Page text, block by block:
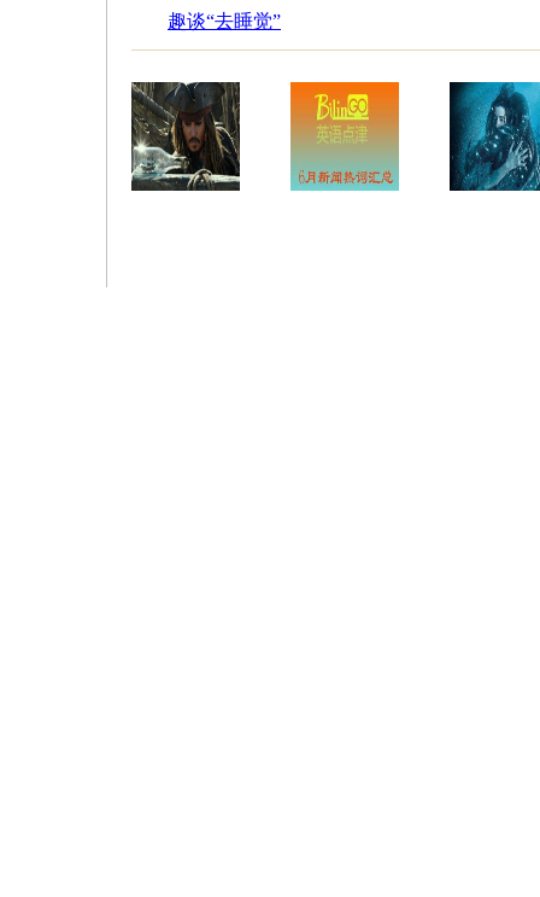
趣谈“去睡觉”